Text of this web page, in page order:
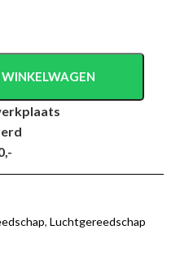
, Luchtgereedschap